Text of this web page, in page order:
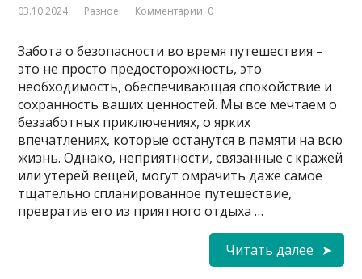
03.10.2024 Разное Комментарии: 0
Забота о безопасности во время путешествия –
это не просто предосторожность, это
необходимость, обеспечивающая спокойствие и
сохранность ваших ценностей. Мы все мечтаем о
беззаботных приключениях, о ярких
впечатлениях, которые останутся в памяти на всю
жизнь. Однако, неприятности, связанные с кражей
или утерей вещей, могут омрачить даже самое
тщательно спланированное путешествие,
превратив его из приятного отдыха …
Читать далее